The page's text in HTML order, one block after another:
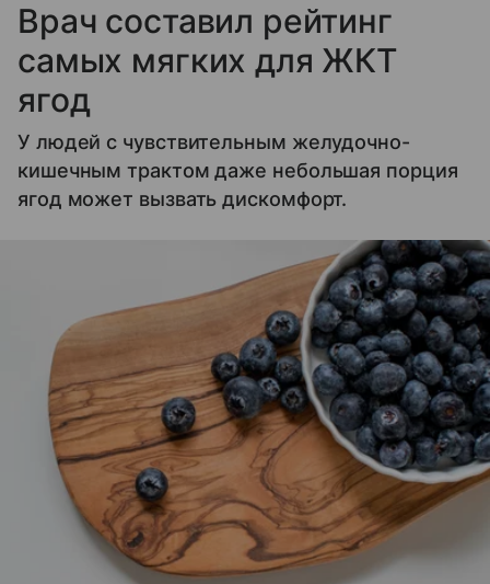
Врач составил рейтинг
самых мягких для ЖКТ
ягод
У людей с чувствительным желудочно-
кишечным трактом даже небольшая порция
ягод может вызвать дискомфорт.